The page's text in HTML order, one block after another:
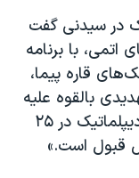
در سیدنی گفت
اتمی، با برنامه
قاره پیما،
بالقوه علیه
قاره آمریکا است. از این رو ادامه مسیر دیپلماتیک در ۲۵
قبول است.»